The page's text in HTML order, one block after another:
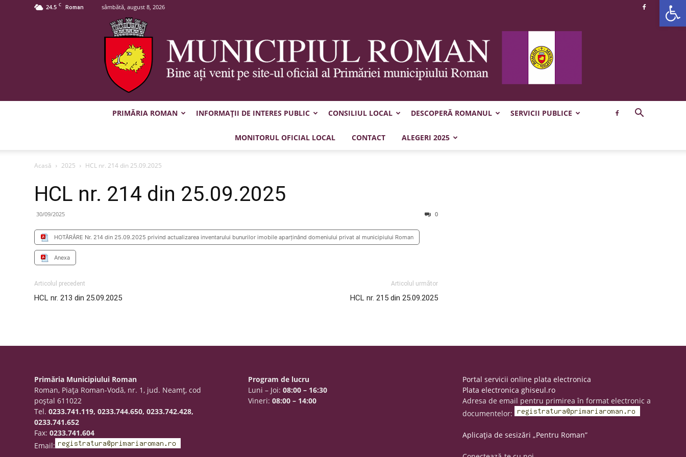
24.5 C Roman sâmbătă, august 8, 2026
Municipiul
PRIMĂRIA ROMAN INFORMAȚII DE INTERES PUBLIC CONSILIUL LOCAL DESCOPERĂ ROMANUL SERVICII PUBLICE
MONITORUL OFICIAL LOCAL CONTACT ALEGERI 2025
Acasă 2025 HCL nr. 214 din 25.09.2025
HCL nr. 214 din 25.09.2025
30/09/2025 0
HOTĂRÂRE Nr. 214 din 25.09.2025 privind actualizarea inventarului bunurilor imobile aparținând domeniului privat al municipiului Roman
Anexa
Articolul precedent
HCL nr. 213 din 25.09.2025
Articolul următor
HCL nr. 215 din 25.09.2025
Primăria Municipiului Roman
Roman, Piaţa Roman-Vodă, nr. 1, jud. Neamţ, cod
poştal 611022
Tel.0233.741.119, 0233.744.650, 0233.742.428,
0233.741.652
Fax:0233.741.604
Email:
Program de lucru
Luni – Joi:08:00 – 16:30
Vineri:08:00 – 14:00
Portal servicii online plata electronica
Plata electronica ghiseul.ro
Adresa de email pentru primirea în format electronic a
documentelor:
Aplicația de sesizări „Pentru Roman”